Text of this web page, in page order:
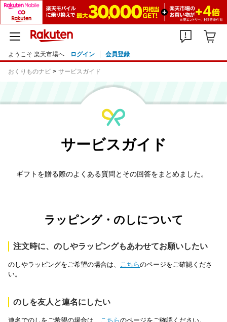
ようこそ 楽天市場へ ログイン 会員登録
おくりものナビ サービスガイド
サービスガイド
ギフトを贈る際のよくある質問とその回答をまとめました。
ラッピング・のしについて
注文時に、のしやラッピングもあわせてお願いしたい
のしやラッピングをご希望の場合は、 こちらのページをご確認くださ
い。
のしを友人と連名にしたい
連名でのしをご希望の場合は、 こちらのページをご確認ください。